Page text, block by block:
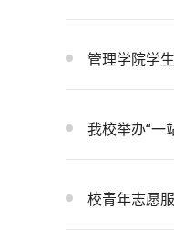
管理学院学
我校举办“一
校青年志愿